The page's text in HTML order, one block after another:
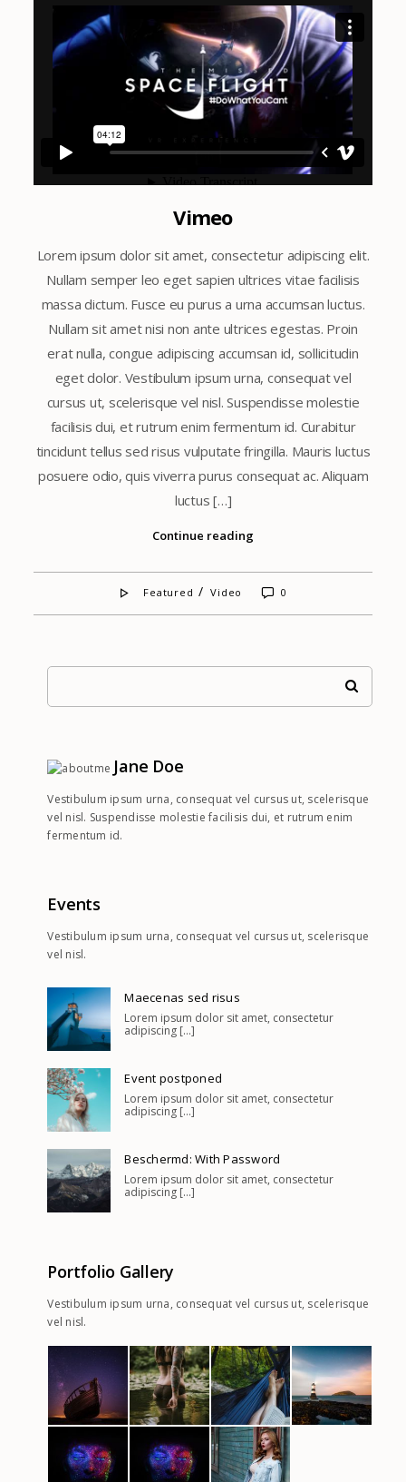
Vimeo
Lorem ipsum dolor sit amet, consectetur adipiscing elit.
Nullam semper leo eget sapien ultrices vitae facilisis
massa dictum. Fusce eu purus a urna accumsan luctus.
Nullam sit amet nisi non ante ultrices egestas. Proin
erat nulla, congue adipiscing accumsan id, sollicitudin
eget dolor. Vestibulum ipsum urna, consequat vel
cursus ut, scelerisque vel nisl. Suspendisse molestie
facilisis dui, et rutrum enim fermentum id. Curabitur
tincidunt tellus sed risus vulputate fringilla. Mauris luctus
posuere odio, quis viverra purus consequat ac. Aliquam
luctus […]
Continue reading
Featured /Video 0
Jane Doe
Vestibulum ipsum urna, consequat vel cursus ut, scelerisque
vel nisl. Suspendisse molestie facilisis dui, et rutrum enim
fermentum id.
Events
Vestibulum ipsum urna, consequat vel cursus ut, scelerisque
vel nisl.
Maecenas sed risus
Lorem ipsum dolor sit amet, consectetur
adipiscing [...]
Event postponed
Lorem ipsum dolor sit amet, consectetur
adipiscing [...]
Beschermd: With Password
Lorem ipsum dolor sit amet, consectetur
adipiscing [...]
Portfolio Gallery
Vestibulum ipsum urna, consequat vel cursus ut, scelerisque
vel nisl.